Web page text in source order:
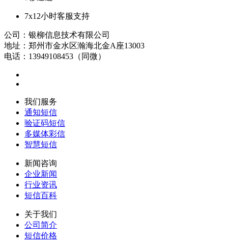
7x12小时客服支持
公司：银柳信息技术有限公司
地址：郑州市金水区瀚海北金A座13003
电话：13949108453（同微）
我们服务
通知短信
验证码短信
多媒体彩信
智慧短信
新闻咨询
企业新闻
行业资讯
短信百科
关于我们
公司简介
短信价格